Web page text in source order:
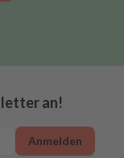
an!
Anmelden